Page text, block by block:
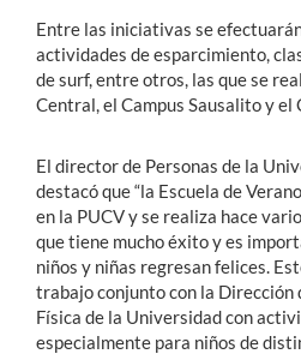
Entre las iniciativas se
actividades de esparcimiento,
de surf, entre otros, las que se
Central, el Campus Sausalito y el
El director de Personas de la
destacó que “la Escuela de
en la PUCV y se realiza hace
que tiene mucho éxito y es
niños y niñas regresan felices.
trabajo conjunto con la
Física de la Universidad con
especialmente para niños de